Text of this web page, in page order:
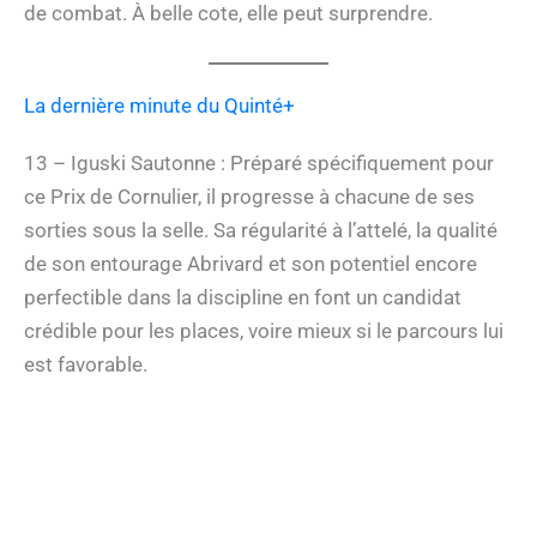
de combat. À belle cote, elle peut surprendre.
La dernière minute du Quinté+
13 – Iguski Sautonne : Préparé spécifiquement pour
ce Prix de Cornulier, il progresse à chacune de ses
sorties sous la selle. Sa régularité à l’attelé, la qualité
de son entourage Abrivard et son potentiel encore
perfectible dans la discipline en font un candidat
crédible pour les places, voire mieux si le parcours lui
est favorable.